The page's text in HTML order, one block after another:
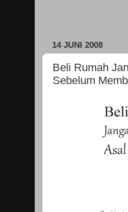
14 JUNI 2008
Beli Rumah
Sebelum